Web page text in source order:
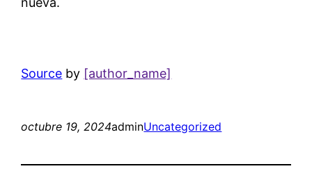
Source by [author_name]
octubre 19, 2024adminUncategorized